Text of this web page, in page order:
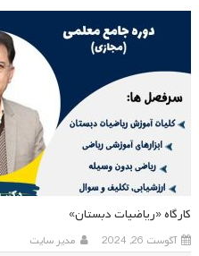
کارگاه «ریاضیات دبستان»
آگوست 26, 2024 مدیر سایت